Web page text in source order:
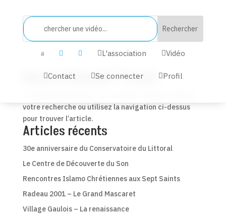
a   L'association Vidéo
Contact Se connecter Profil
Aucun Résultat Trouvé
votre recherche ou utilisez la navigation ci-dessus
pour trouver l’article.
Articles récents
30e anniversaire du Conservatoire du Littoral
Le Centre de Découverte du Son
Rencontres Islamo Chrétiennes aux Sept Saints
Radeau 2001 – Le Grand Mascaret
Village Gaulois – La renaissance